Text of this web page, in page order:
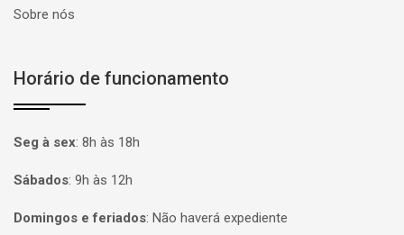
Sobre nós
Horário de funcionamento
Seg à sex: 8h às 18h
Sábados: 9h às 12h
Domingos e feriados: Não haverá expediente